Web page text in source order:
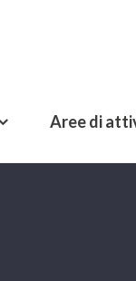
Aree di